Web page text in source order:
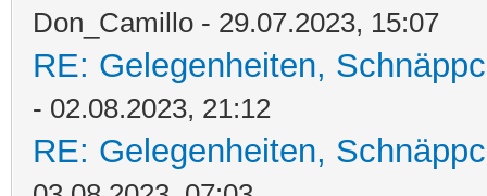
Don_Camillo - 29.07.2023, 15:07
RE: Gelegenheiten,
- 02.08.2023, 21:12
RE: Gelegenheiten,